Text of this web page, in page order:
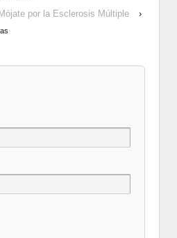
Mójate por la Esclerosis Múltiple
›